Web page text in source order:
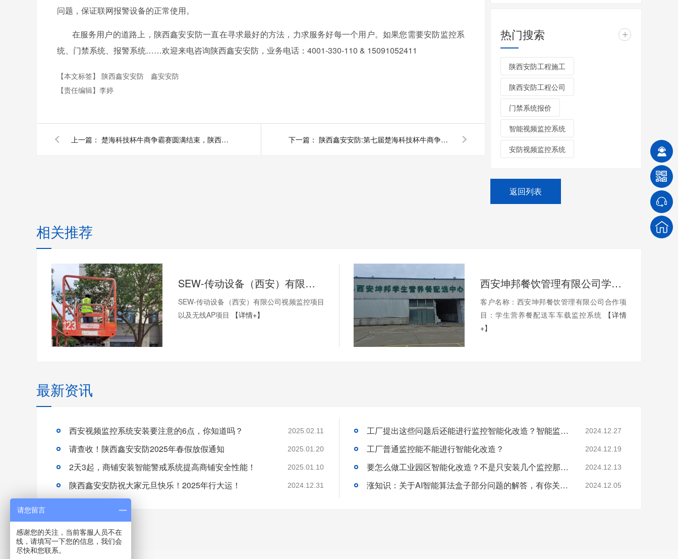
问题，保证联网报警设备的正常使用。
在服务用户的道路上，陕西鑫安安防一直在寻求最好的方法，力求服务好每一个用户。如果您需要安防监控系
统、门禁系统、报警系统……欢迎来电咨询陕西鑫安安防，业务电话：4001-330-110 & 15091052411
【本文标签】 陕西鑫安安防
鑫安安防
【责任编辑】 李婷
上一篇： 楚海科技杯牛商争霸赛圆满结束，陕西鑫安安防继续进步 下一篇： 陕西鑫安安防:第七届楚海科技杯牛商争霸赛圆满落幕,陕西战区名列第三
热门搜索 +
陕西安防工程施工
陕西安防工程公司
门禁系统报价
智能视频监控系统
安防视频监控系统
返回列表
相关推荐
SEW-传动设备（西安）有限公司视频监控项目以及无线AP项目
SEW-传动设备（西安）有限公司视频监控项目
以及无线AP项目
【详情+】
西安坤邦餐饮管理有限公司学生营养餐配送车车载监控系统服务获客户认可
客户名称：西安坤邦餐饮管理有限公司合作项
目：学生营养餐配送车车载监控系统
【详情
+】
最新资讯
西安视频监控系统安装要注意的6点，你知道吗？ 2025.02.11
请查收！陕西鑫安安防2025年春假放假通知 2025.01.20
2天3起，商铺安装智能警戒系统提高商铺安全性能！ 2025.01.10
陕西鑫安安防祝大家元旦快乐！2025年行大运！ 2024.12.31
工厂提出这些问题后还能进行监控智能化改造？智能监控的这些算法太实用了！ 2024.12.27
工厂普通监控能不能进行智能化改造？ 2024.12.19
要怎么做工业园区智能化改造？不是只安装几个监控那些简单！ 2024.12.13
涨知识：关于AI智能算法盒子部分问题的解答，有你关心的吗？ 2024.12.05
请您留言
感谢您的关注，当前客服人员不在
线，请填写一下您的信息，我们会
尽快和您联系。